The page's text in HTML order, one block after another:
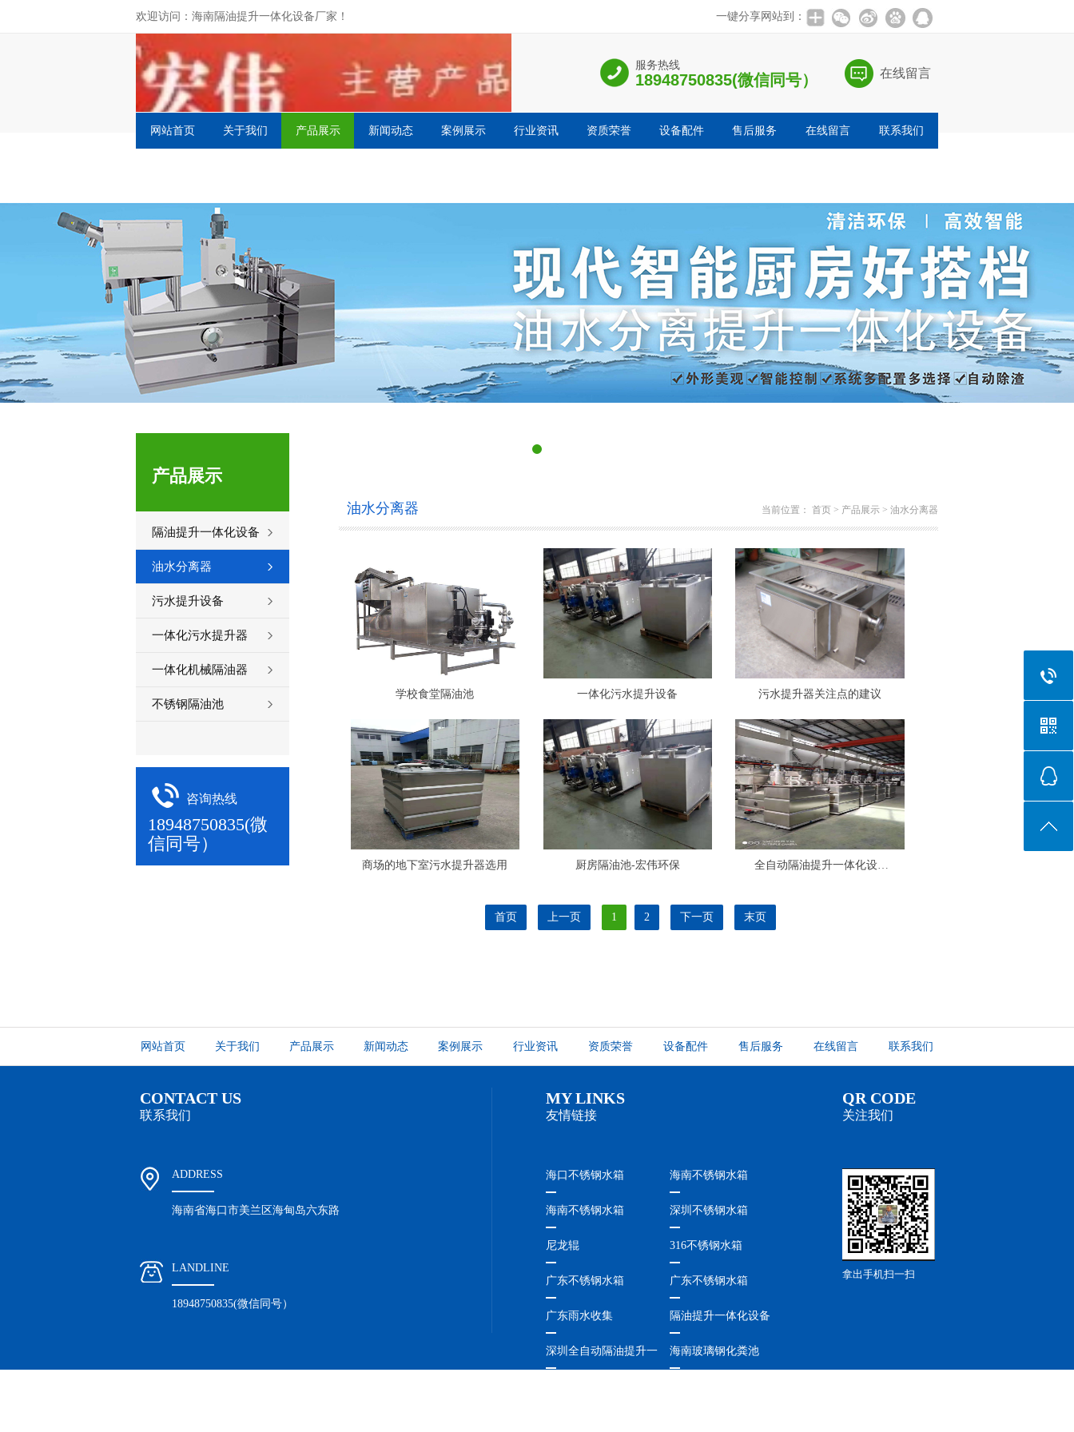
欢迎访问：海南隔油提升一体化设备厂家！ 一键分享网站到：
在线留言
服务热线
18948750835(微信同号）
网站首页 关于我们 产品展示 新闻动态 案例展示 行业资讯 资质荣誉 设备配件 售后服务 在线留言 联系我们
产品展示
隔油提升一体化设备
油水分离器
污水提升设备
一体化污水提升器
一体化机械隔油器
不锈钢隔油池
咨询热线
18948750835(微
信同号）
油水分离器 当前位置： 首页 > 产品展示 > 油水分离器
学校食堂隔油池 一体化污水提升设备 污水提升器关注点的建议
商场的地下室污水提升器选用 厨房隔油池-宏伟环保 全自动隔油提升一体化设备制造有限公司
首页 上一页 1 2 下一页 末页
网站首页 关于我们 产品展示 新闻动态 案例展示 行业资讯 资质荣誉 设备配件 售后服务 在线留言 联系我们
CONTACT US
联系我们
ADDRESS
海南省海口市美兰区海甸岛六东路
LANDLINE
18948750835(微信同号）
MY LINKS
友情链接
海口不锈钢水箱 海南不锈钢水箱
海南不锈钢水箱 深圳不锈钢水箱
尼龙辊 316不锈钢水箱
广东不锈钢水箱 广东不锈钢水箱
广东雨水收集 隔油提升一体化设备
深圳全自动隔油提升一 海南玻璃钢化粪池
QR CODE
关注我们
拿出手机扫一扫